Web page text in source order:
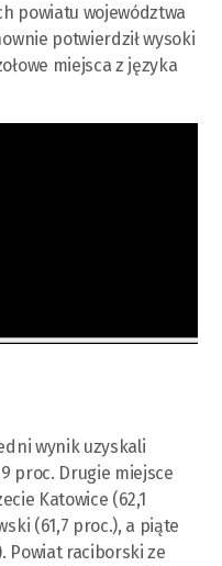
powiatu województwa
potwierdził wysoki
miejsca z języka
wynik uzyskali
proc. Drugie miejsce
Katowice (62,1
(61,7 proc.), a piąte
Powiat raciborski ze